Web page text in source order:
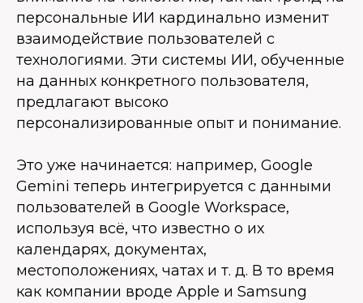
персональные ИИ кардинально изменит
взаимодействие пользователей с
технологиями. Эти системы ИИ, обученные
на данных конкретного пользователя,
предлагают высоко
персонализированные опыт и понимание.
Это уже начинается: например, Google
Gemini теперь интегрируется с данными
пользователей в Google Workspace,
используя всё, что известно о их
календарях, документах,
местоположениях, чатах и т. д. В то время
как компании вроде Apple и Samsung